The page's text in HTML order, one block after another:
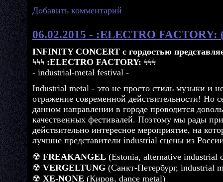
Добавить комментарий
06.02.2015 - :ELECTRO FACTORY:
INFINITY CONCERT с гордостью
ϟϟϟ :ELECTRO FACTORY: ϟϟϟ
- industrial-metal festival -
Industrial metal - это не просто стиль музыки и
отражение современной действительности! Но
данном направлении в городе проводится
качественных фестивалей. Поэтому мы рады
действительно интересное мероприятие, на
лучшие представители industrial сцены из
☢ FREAKANGEL (Estonia, alternative industrial
☢ VERGELTUNG (Санкт-Петербург, industrial
☢ XE-NONE (Киров, dance metal)